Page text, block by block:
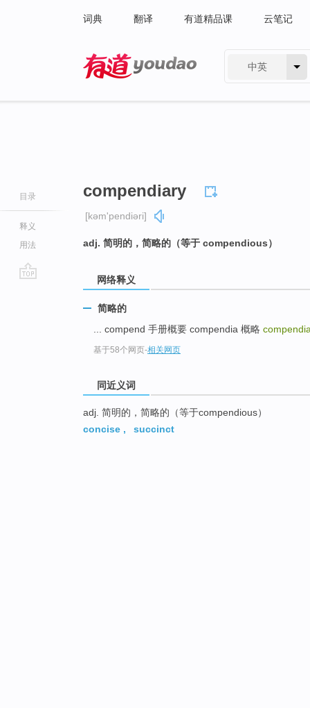
词典 翻译 有道精品课 云笔记
中英
目录
释义
用法
compendiary
[kəm'pendiəri]
adj. 简明的，简略的（等于 compendious）
网络释义
简略的
... compend 手册概要 compendia 概略
基于58个网页-相关网页
同近义词
adj. 简明的，简略的（等于compendious）
concise , succinct